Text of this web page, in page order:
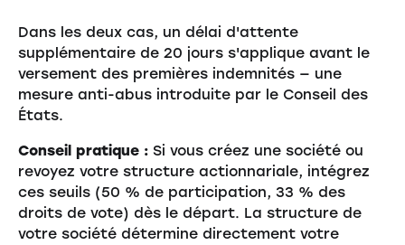
Dans les deux cas, un délai d'attente
supplémentaire de 20 jours s'applique avant le
versement des premières indemnités — une
mesure anti-abus introduite par le Conseil des
États.
Conseil pratique :Si vous créez une société ou
revoyez votre structure actionnariale, intégrez
ces seuils (50 % de participation, 33 % des
droits de vote) dès le départ. La structure de
votre société détermine directement votre